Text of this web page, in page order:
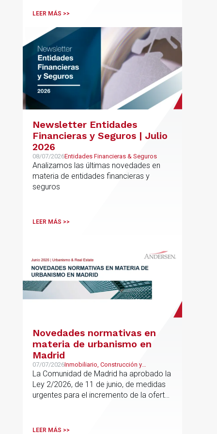
LEER MÁS >>
Newsletter Entidades
Financieras y Seguros | Julio
2026
08/07/2026Entidades Financieras & Seguros
Analizamos las últimas novedades en
materia de entidades financieras y
seguros
LEER MÁS >>
Novedades normativas en
materia de urbanismo en
Madrid
07/07/2026Inmobiliario, Construcción y
Urbanismo
La Comunidad de Madrid ha aprobado la
Ley 2/2026, de 11 de junio, de medidas
urgentes para el incremento de la oferta
LEER MÁS >>